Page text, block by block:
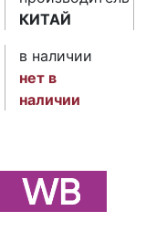
КИТАЙ
в наличии
нет в
наличии